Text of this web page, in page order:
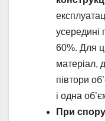
60%. Для
матеріал,
півтори
і одна
При